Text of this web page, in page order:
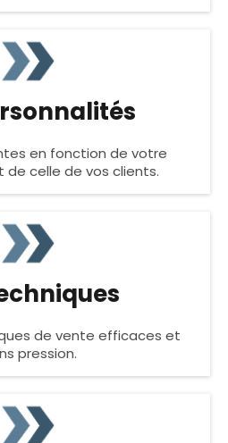
en fonction de votre
de celle de vos clients.
de vente efficaces et
pression.